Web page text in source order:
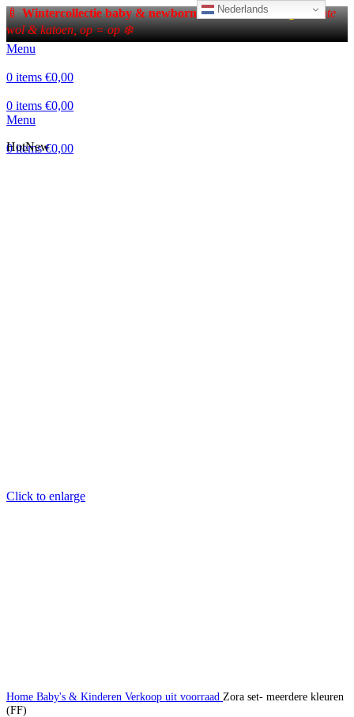
🍼Wintercollectie baby & newborn – tot50% korting!
Zachte
wol & katoen, op = op ❄️
Menu
0 items €0,00
0 items €0,00
Menu
0items €0,00
HotNew
Click to enlarge
Home Baby's & Kinderen Verkoop uit voorraad Zora set- meerdere kleuren
(FF)
Nederlands